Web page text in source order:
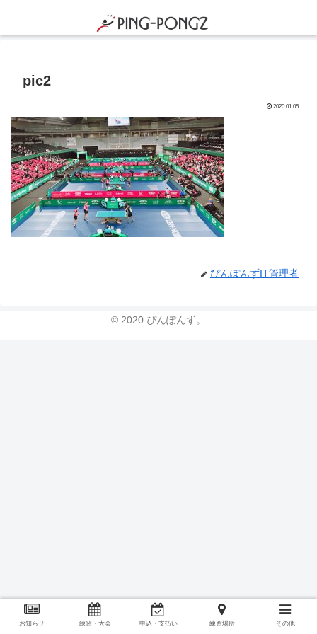
pic2
2020.01.05
ぴんぽんずIT管理者
© 2020 ぴんぽんず。
お知らせ 練習・大会 申込・支払い 練習場所 その他